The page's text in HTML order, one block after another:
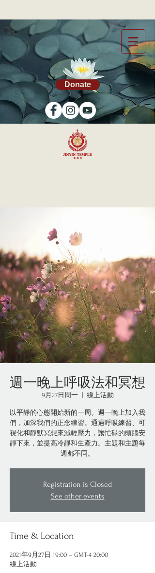
Donate
週一晚上呼吸法和冥想
9月27日周一
  |
線上活動
以平靜的心態開始新的一周。週一晚上加入我
們，加深我們的正念練習。通過呼吸練習、可
視化和靜默冥想來減輕壓力，讓忙碌的頭腦安
靜下來，並提高冷靜和生產力。主題和主題每
週都不同。
Registration is Closed
See other events
Time & Location
2021年9月27日 19:00 – GMT-4 20:00
線上活動